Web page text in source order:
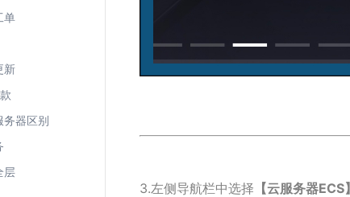
单
新
务器区别
层
3.左侧导航栏中选择 【云服务器ECS】